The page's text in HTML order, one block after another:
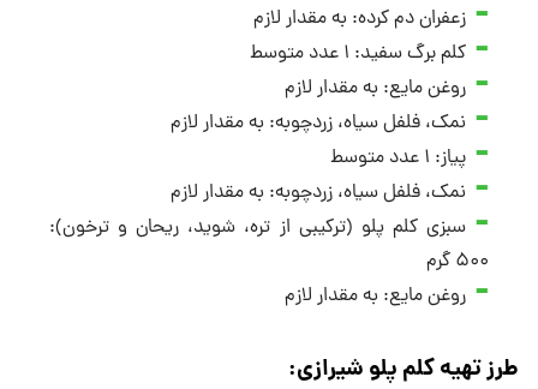
زعفران دم کرده: به مقدار لازم
کلم برگ سفید: ۱ عدد متوسط
روغن مایع: به مقدار لازم
نمک، فلفل سیاه، زردچوبه: به مقدار لازم
پیاز: ۱ عدد متوسط
نمک، فلفل سیاه، زردچوبه: به مقدار لازم
سبزی کلم پلو (ترکیبی از تره، شوید، ریحان و ترخون):
۵۰۰ گرم
روغن مایع: به مقدار لازم
طرز تهیه کلم پلو شیرازی: